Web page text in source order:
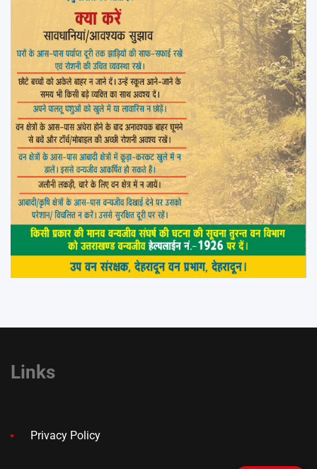
Links
Privacy Policy